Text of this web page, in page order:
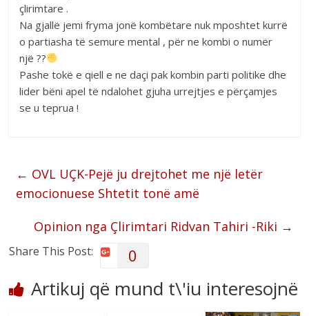
çlirimtare .
Na gjallë jemi fryma jonë kombëtare nuk mposhtet kurrë
o partiasha të semure mental , për ne kombi o numër
një ??
Pashe tokë e qiell e ne daçi pak kombin parti politike dhe
lider bëni apel të ndalohet gjuha urrejtjes e përçamjes
se u teprua !
← OVL UÇK-Pejë ju drejtohet me një letër
emocionuese Shtetit tonë amë
Opinion nga Çlirimtari Ridvan Tahiri -Riki →
Share This Post: 0
Artikuj që mund t\'iu interesojnë